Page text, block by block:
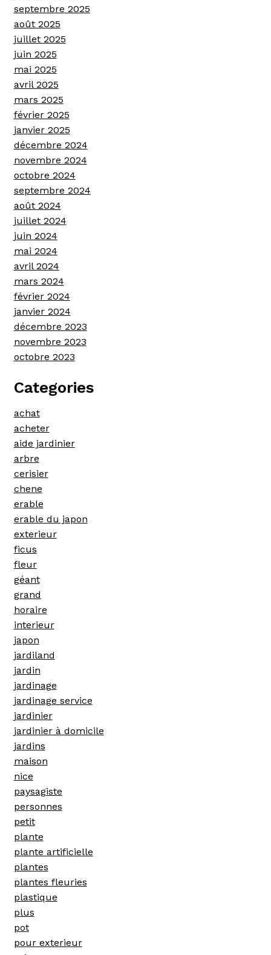
septembre 2025
août 2025
juillet 2025
juin 2025
mai 2025
avril 2025
mars 2025
février 2025
janvier 2025
décembre 2024
novembre 2024
octobre 2024
septembre 2024
août 2024
juillet 2024
juin 2024
mai 2024
avril 2024
mars 2024
février 2024
janvier 2024
décembre 2023
novembre 2023
octobre 2023
Categories
achat
acheter
aide jardinier
arbre
cerisier
chene
erable
erable du japon
exterieur
ficus
fleur
géant
grand
horaire
interieur
japon
jardiland
jardin
jardinage
jardinage service
jardinier
jardinier à domicile
jardins
maison
nice
paysagiste
personnes
petit
plante
plante artificielle
plantes
plantes fleuries
plastique
plus
pot
pour exterieur